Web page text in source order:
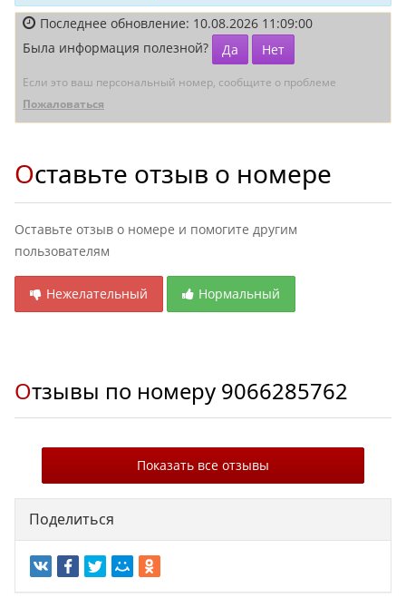
Последнее обновление: 10.08.2026 11:09:00
Была информация полезной?
Да Нет
Если это ваш персональный номер, сообщите о проблеме
Пожаловаться
Оставьте отзыв о номере
Оставьте отзыв о номере и помогите другим
пользователям
Нежелательный Нормальный
Отзывы по номеру 9066285762
Показать все отзывы
Поделиться